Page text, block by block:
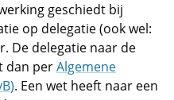
geschiedt bij
op delegatie (ook wel:
De delegatie naar de
dan perAlgemene
. Een wet heeft naar een